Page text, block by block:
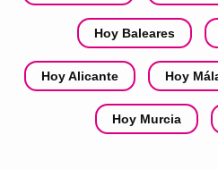
Hoy Baleares
Hoy Alicante Hoy
Hoy Murcia